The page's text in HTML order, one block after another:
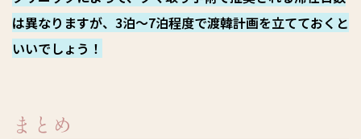
は異なりますが、3泊〜7泊程度で渡韓計画を立てておくと
いいでしょう！
まとめ